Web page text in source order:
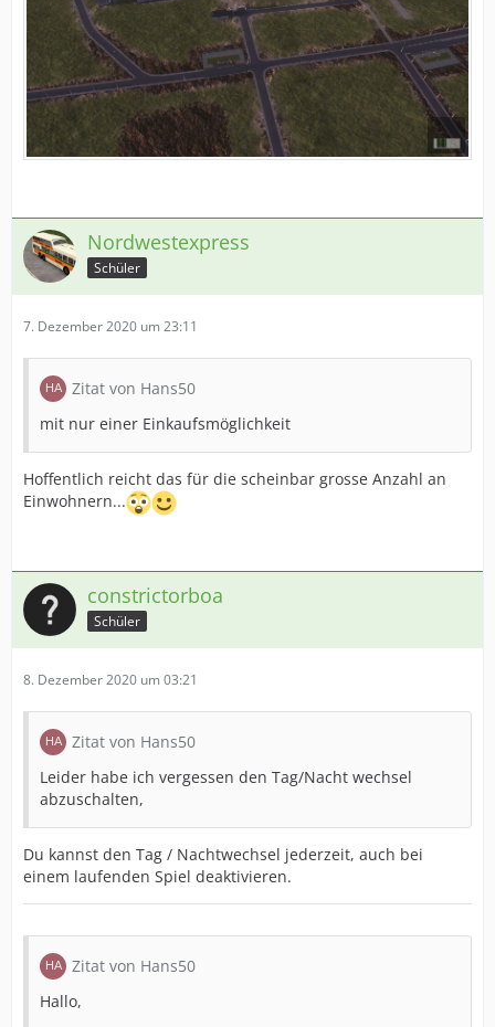
Nordwestexpress
Schüler
7. Dezember 2020 um 23:11
Zitat von Hans50
mit nur einer Einkaufsmöglichkeit
Hoffentlich reicht das für die scheinbar grosse Anzahl an
Einwohnern...
constrictorboa
Schüler
8. Dezember 2020 um 03:21
Zitat von Hans50
Leider habe ich vergessen den Tag/Nacht wechsel
abzuschalten,
Du kannst den Tag / Nachtwechsel jederzeit, auch bei
einem laufenden Spiel deaktivieren.
Zitat von Hans50
Hallo,